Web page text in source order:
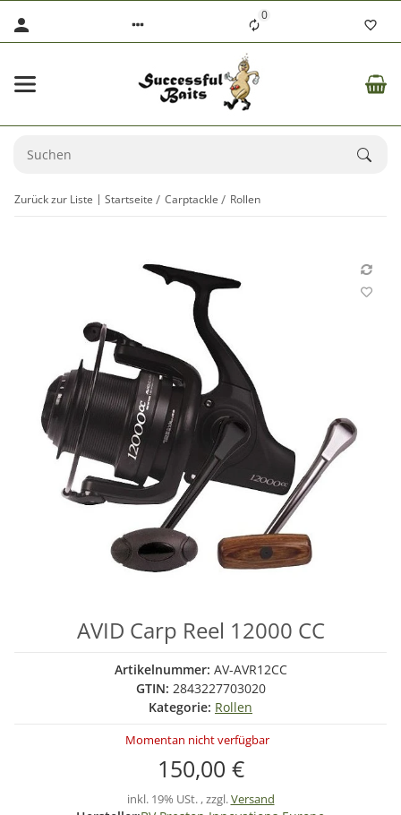
0
Zurück zur Liste Startseite Carptackle Rollen
AVID Carp Reel 12000 CC
Artikelnummer: AV-AVR12CC
GTIN: 2843227703020
Kategorie: Rollen
Momentan nicht verfügbar
150,00 €
inkl. 19% USt. , zzgl.Versand